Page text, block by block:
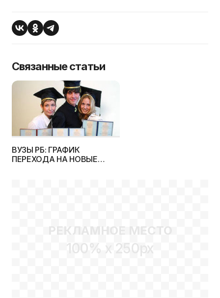
Связанные статьи
ВУЗЫ РБ: ГРАФИК
ПЕРЕХОДА НА НОВЫЕ
РЕКЛАМНОЕ МЕСТО
100% x 250px